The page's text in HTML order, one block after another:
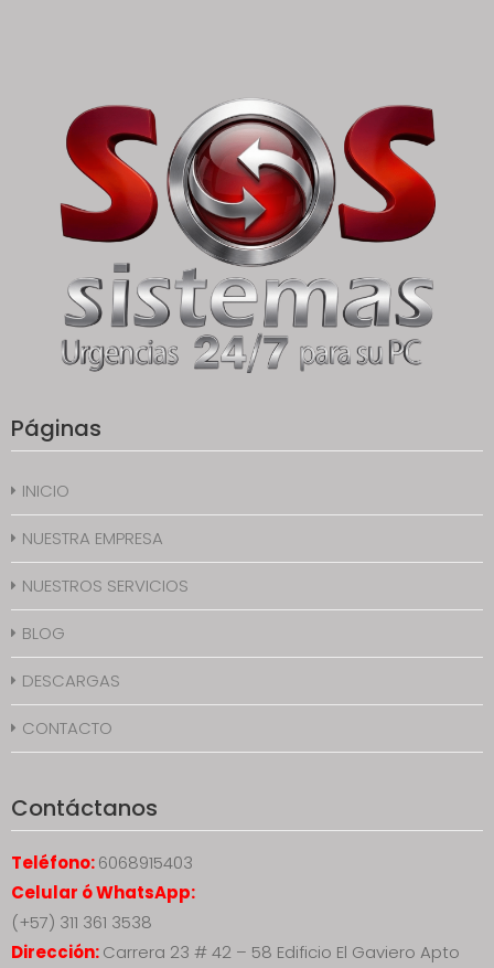
Páginas
INICIO
NUESTRA EMPRESA
NUESTROS SERVICIOS
BLOG
DESCARGAS
CONTACTO
Contáctanos
Teléfono:6068915403
Celular ó WhatsApp:
(+57) 311 361 3538
Dirección:Carrera 23 # 42 – 58 Edificio El Gaviero Apto